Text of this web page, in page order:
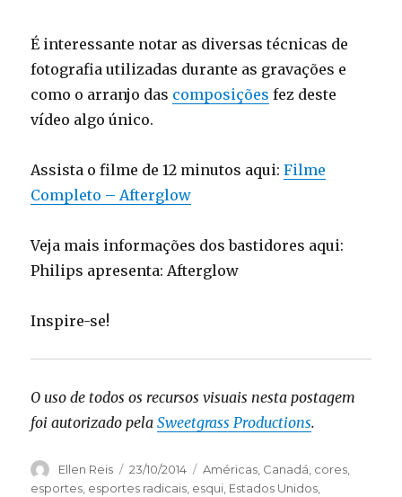
É interessante notar as diversas técnicas de
fotografia utilizadas durante as gravações e
como o arranjo das composições fez deste
vídeo algo único.
Assista o filme de 12 minutos aqui:Filme
Completo – Afterglow
Veja mais informações dos bastidores aqui:
Philips apresenta: Afterglow
Inspire-se!
O uso de todos os recursos visuais nesta postagem
foi autorizado pelaSweetgrass Productions.
Author
Ellen Reis
Posted
on
23/10/2014 Categories
Américas Canadá cores
esportes esportes radicais esqui Estados Unidos